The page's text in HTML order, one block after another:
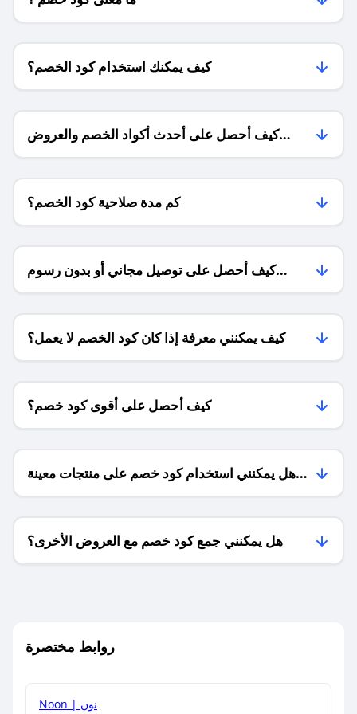
كيف يمكنك استخدام كود الخصم؟
كيف أحصل على أحدث أكواد الخصم والعروض
للمتاجر؟
كم مدة صلاحية كود الخصم؟
كيف أحصل على توصيل مجاني أو بدون رسوم
الشحن ؟
كيف يمكنني معرفة إذا كان كود الخصم لا يعمل؟
كيف أحصل على أقوى كود خصم؟
هل يمكنني استخدام كود خصم على منتجات معينة
فقط؟
هل يمكنني جمع كود خصم مع العروض الأخرى؟
روابط مختصرة
Noon | نون